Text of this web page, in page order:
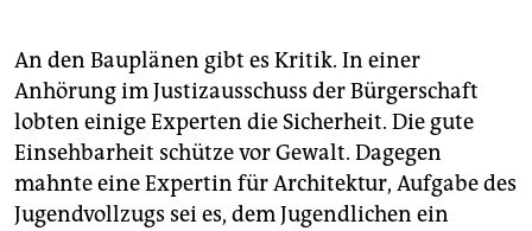
An den Bauplänen gibt es Kritik. In einer
Anhörung im Justizausschuss der Bürgerschaft
lobten einige Experten die Sicherheit. Die gute
Einsehbarheit schütze vor Gewalt. Dagegen
mahnte eine Expertin für Architektur, Aufgabe des
Jugendvollzugs sei es, dem Jugendlichen ein